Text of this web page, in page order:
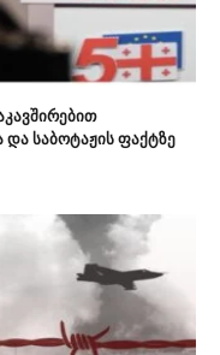
საბოტაჟის ფაქტზე